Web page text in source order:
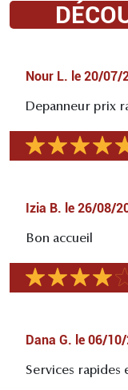
Nour L. le 20/07/
Depanneur prix
Izia B. le 26/08/
Bon accueil
Dana G. le 06/10/
Services rapides